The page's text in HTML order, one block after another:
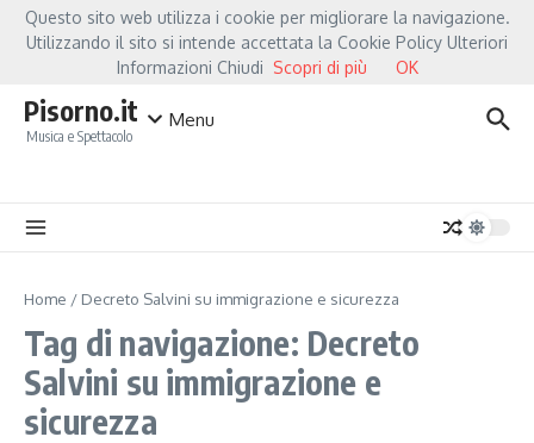
Salta al contenuto
Hot NewsFiorella Mannoia, a Capannori nasce “Anime Salve”: la data zero è
Pisorno.it
Musica e Spettacolo
Menu
Home / Decreto Salvini su immigrazione e sicurezza
Tag di navigazione: Decreto
Salvini su immigrazione e
sicurezza
Questo sito web utilizza i cookie per migliorare la navigazione.
Utilizzando il sito si intende accettata la Cookie Policy Ulteriori
Informazioni Chiudi Scopri di più OK